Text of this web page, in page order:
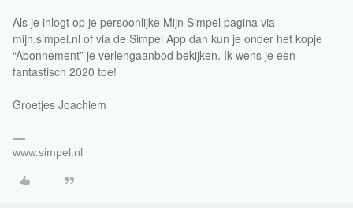
Als je inlogt op je persoonlijke Mijn Simpel pagina via
mijn.simpel.nl of via de Simpel App dan kun je onder het kopje
“Abonnement” je verlengaanbod bekijken. Ik wens je een
fantastisch 2020 toe!
Groetjes Joachiem
www.simpel.nl